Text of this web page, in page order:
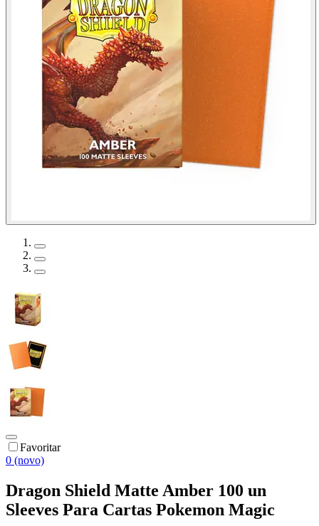
Favoritar
0 (novo)
Dragon Shield Matte Amber 100 un
Sleeves Para Cartas Pokemon Magic